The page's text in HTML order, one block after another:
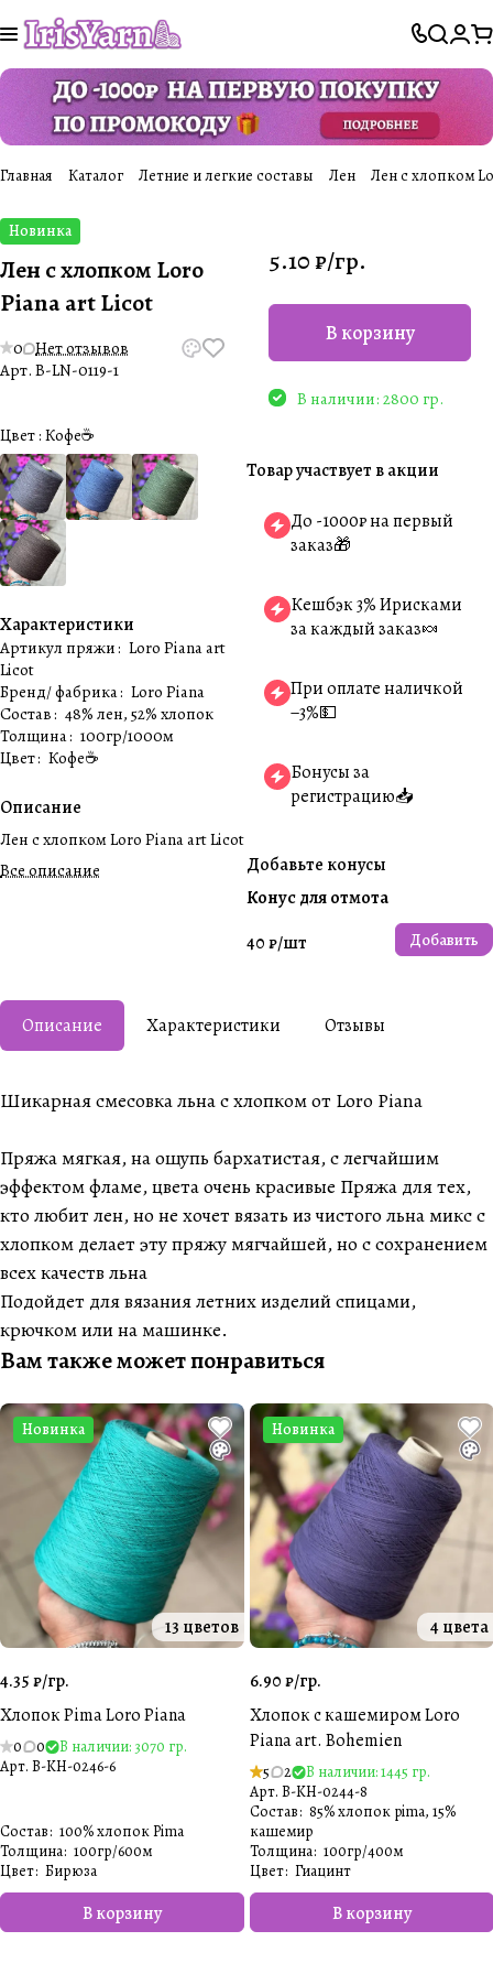
Главная Каталог Летние и легкие составы Лен Лен с хлопком
Новинка
Лен с хлопком Loro
Piana art Licot
0 Нет отзывов
Арт. B-LN-0119-1
Цвет : Кофе☕️
Характеристики
Артикул пряжи: Loro Piana art
Licot
Бренд/ фабрика: Loro Piana
Состав: 48% лен, 52% хлопок
Толщина: 100гр/1000м
Цвет: Кофе☕️
Описание
Лен с хлопком Loro Piana art Licot
Все описание
5.10 ₽/гр.
В корзину
В наличии: 2800 гр.
Товар участвует в акции
До -1000₽ на первый
заказ🎁
Кешбэк 3% Ирисками
за каждый заказ🍬
При оплате наличкой
−3%💵
Бонусы за
регистрацию📥
Добавьте конусы
Конус для отмота
40 ₽/шт Добавить
Описание Характеристики Отзывы
Шикарная смесовка льна с хлопком от Loro Piana
Пряжа мягкая, на ощупь бархатистая, с легчайшим
эффектом фламе, цвета очень красивые Пряжа для тех,
кто любит лен, но не хочет вязать из чистого льна микс с
хлопком делает эту пряжу мягчайшей, но с сохранением
всех качеств льна
Подойдет для вязания летних изделий спицами,
крючком или на машинке.
Вам также может понравиться
Новинка
13 цветов
4.35 ₽/гр.
Хлопок Pima Loro Piana
0 0
В наличии: 3070 гр.
Арт. B-KH-0246-6
В корзину
Состав: 100% хлопок Pima
Толщина: 100гр/600м
Цвет: Бирюза
Новинка
4 цвета
6.90 ₽/гр.
Хлопок с кашемиром Loro
Piana art. Bohemien
5 2
В наличии: 1445 гр.
Арт. B-KH-0244-8
В корзину
Состав: 85% хлопок pima, 15%
кашемир
Толщина: 100гр/400м
Цвет: Гиацинт